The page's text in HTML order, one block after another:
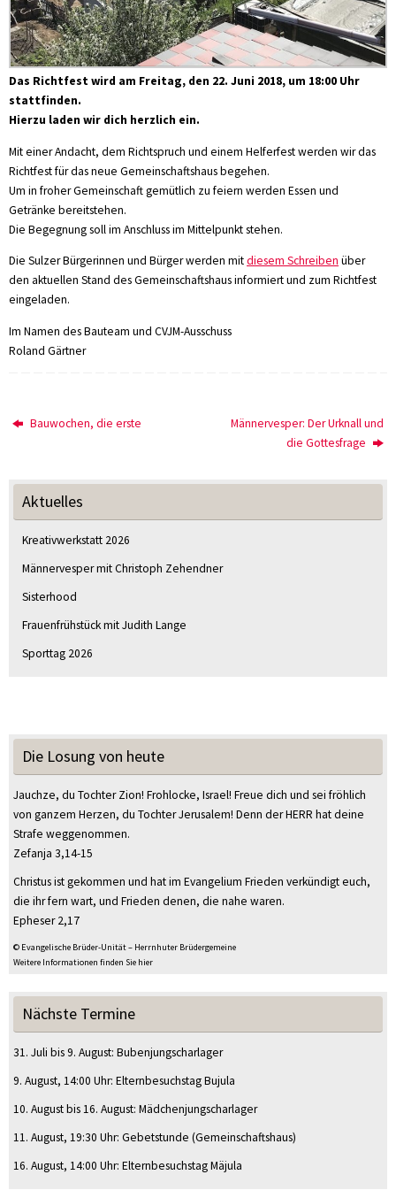
Das Richtfest wird am Freitag, den 22. Juni 2018, um 18:00 Uhr
stattfinden.
Hierzu laden wir dich herzlich ein.
Mit einer Andacht, dem Richtspruch und einem Helferfest werden wir das
Richtfest für das neue Gemeinschaftshaus begehen.
Um in froher Gemeinschaft gemütlich zu feiern werden Essen und
Getränke bereitstehen.
Die Begegnung soll im Anschluss im Mittelpunkt stehen.
Die Sulzer Bürgerinnen und Bürger werden mitdiesem Schreiben über
den aktuellen Stand des Gemeinschaftshaus informiert und zum Richtfest
eingeladen.
Im Namen des Bauteam und CVJM-Ausschuss
Roland Gärtner
Bauwochen, die erste
Männervesper: Der Urknall und
die Gottesfrage
Aktuelles
Kreativwerkstatt 2026
Männervesper mit Christoph Zehendner
Sisterhood
Frauenfrühstück mit Judith Lange
Sporttag 2026
Die Losung von heute
Jauchze, du Tochter Zion! Frohlocke, Israel! Freue dich und sei fröhlich
von ganzem Herzen, du Tochter Jerusalem! Denn der HERR hat deine
Strafe weggenommen.
Zefanja 3,14-15
Christus ist gekommen und hat im Evangelium Frieden verkündigt euch,
die ihr fern wart, und Frieden denen, die nahe waren.
Epheser 2,17
© Evangelische Brüder-Unität – Herrnhuter Brüdergemeine
Weitere Informationen finden Sie hier
Nächste Termine
31. Juli bis9. August: Bubenjungscharlager
9. August, 14:00 Uhr: Elternbesuchstag Bujula
10. Augustbis16. August: Mädchenjungscharlager
11. August, 19:30 Uhr: Gebetstunde (Gemeinschaftshaus)
16. August, 14:00 Uhr: Elternbesuchstag Mäjula